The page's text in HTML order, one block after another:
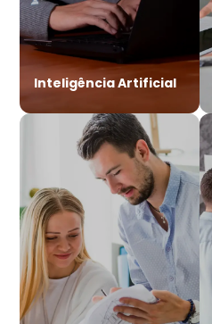
Inteligência Artificial